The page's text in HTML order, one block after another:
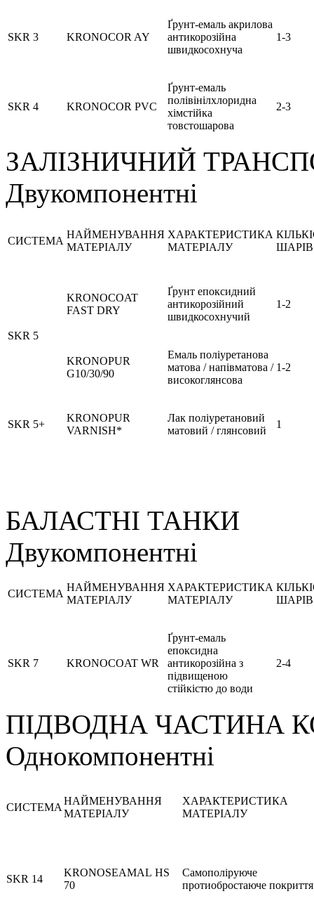
SKR 3 KRONOCOR AY
Ґрунт-емаль акрилова
антикорозійна
швидкосохнуча
1-3
SKR 4 KRONOCOR PVC
Ґрунт-емаль
полівінілхлоридна
хімстійка
товстошарова
2-3
ЗАЛІЗНИЧНИЙ
Двукомпонентні
СИСТЕМА
НАЙМЕНУВАННЯ
МАТЕРІАЛУ
ХАРАКТЕРИСТИКА
МАТЕРІАЛУ
ШАРІВ
SKR 5
KRONOCOAT
FAST DRY
Ґрунт епоксидний
антикорозійний
швидкосохнучий
1-2
KRONOPUR
G10/30/90
Емаль поліуретанова
матова / напівматова /
високоглянсова
1-2
SKR 5+
KRONOPUR
VARNISH*
Лак поліуретановий
матовий / глянсовий
1
БАЛАСТНІ ТАНКИ
Двукомпонентні
СИСТЕМА
НАЙМЕНУВАННЯ
МАТЕРІАЛУ
ХАРАКТЕРИСТИКА
МАТЕРІАЛУ
ШАРІВ
SKR 7 KRONOCOAT WR
Ґрунт-емаль
епоксидна
антикорозійна з
підвищеною
стійкістю до води
2-4
ПІДВОДНА ЧАСТИНА
Однокомпонентні
СИСТЕМА
НАЙМЕНУВАННЯ
МАТЕРІАЛУ
ХАРАКТЕРИСТИКА
МАТЕРІАЛУ
SKR 14
KRONOSEAMAL HS
70
Самополіруюче
протиобростаюче покриття